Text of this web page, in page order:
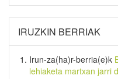
IRUZKIN BERRIAK
Irun-za(ha)r-berria(e)k
lehiaketa martxan jarri